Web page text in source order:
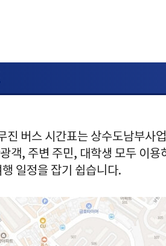
버스 시간표는 상수도남부사
객, 주변 주민, 대학생 모두 이
일정을 잡기 쉽습니다.